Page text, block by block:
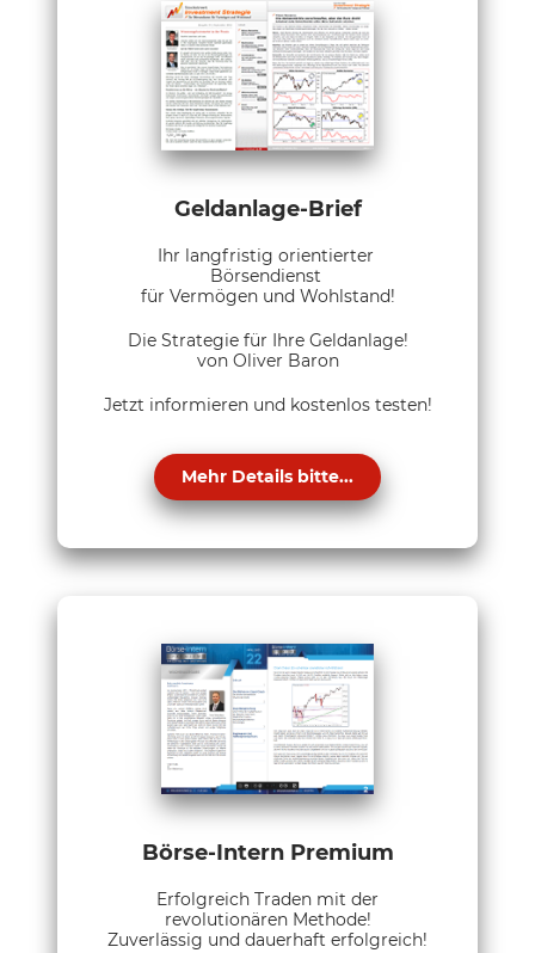
Geldanlage-Brief
Ihr langfristig orientierter
Börsendienst
für Vermögen und Wohlstand!
Die Strategie für Ihre Geldanlage!
von Oliver Baron
Jetzt informieren und kostenlos testen!
Mehr Details bitte...
Börse-Intern Premium
Erfolgreich Traden mit der
revolutionären Methode!
Zuverlässig und dauerhaft erfolgreich!